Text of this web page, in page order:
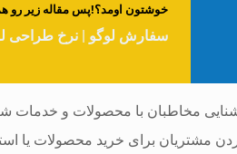
خوشتون اومد؟!پس مقاله زیر رو
سفارش لوگو | نرخ طراحی
مخاطبان با محصولات و خدمات
مشتریان برای خرید محصولات